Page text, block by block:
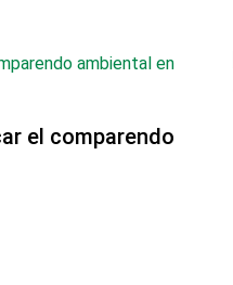
el comparendo